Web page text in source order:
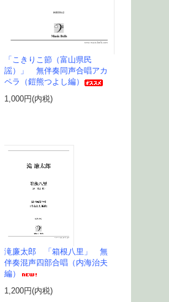
「こきりこ節（富山県民
謡）」 無伴奏同声合唱アカ
ペラ（鎧熊つよし編）
1,000円(内税)
滝廉太郎 「箱根八里」 無
伴奏混声四部合唱（内海治夫
編）
1,200円(内税)